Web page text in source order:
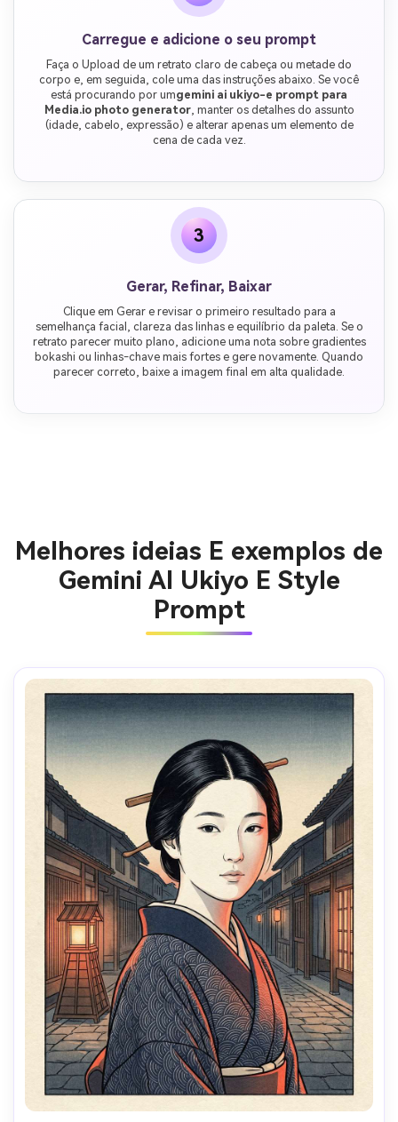
Carregue e adicione o seu prompt
Faça o Upload de um retrato claro de cabeça ou metade do
corpo e, em seguida, cole uma das instruções abaixo. Se você
está procurando por umgemini ai ukiyo-e prompt para
Media.io photo generator, manter os detalhes do assunto
(idade, cabelo, expressão) e alterar apenas um elemento de
cena de cada vez.
3
Gerar, Refinar, Baixar
Clique em Gerar e revisar o primeiro resultado para a
semelhança facial, clareza das linhas e equilíbrio da paleta. Se o
retrato parecer muito plano, adicione uma nota sobre gradientes
bokashi ou linhas-chave mais fortes e gere novamente. Quando
parecer correto, baixe a imagem final em alta qualidade.
Melhores ideias E exemplos de
Gemini AI Ukiyo E Style
Prompt